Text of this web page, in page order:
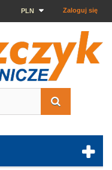
Zaloguj się
PLN